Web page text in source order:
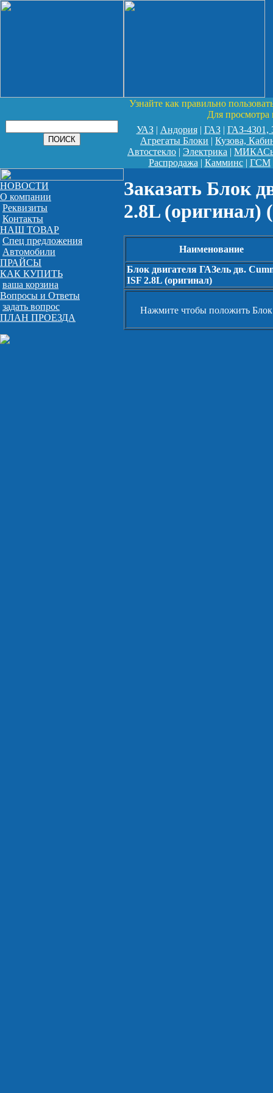
Узнайте как правильно
Для просмотра
УАЗ| Андория| ГАЗ| ГАЗ-
Агрегаты Блоки | Кузова,
Автостекло | Электрика |
Распродажа | Камминс| ГСМ
НОВОСТИ
О компании
Реквизиты
Контакты
НАШ ТОВАР
Спец предложения
Автомобили
ПРАЙСЫ
КАК КУПИТЬ
ваша корзина
Вопросы и Ответы
задать вопрос
ПЛАН ПРОЕЗДА
Заказать Блок
2.8L (оригинал)
Наименование
Блок двигателя ГАЗель дв.
ISF 2.8L (оригинал)
Нажмите чтобы положить Блок